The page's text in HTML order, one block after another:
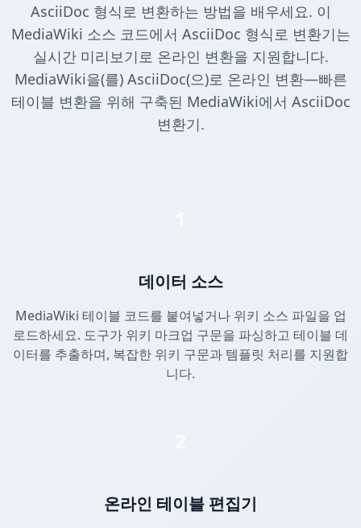
AsciiDoc 형식로 변환하는 방법을 배우세요. 이
MediaWiki 소스 코드에서 AsciiDoc 형식로 변환기는
실시간 미리보기로 온라인 변환을 지원합니다.
MediaWiki을(를) AsciiDoc(으)로 온라인 변환—빠른
테이블 변환을 위해 구축된 MediaWiki에서 AsciiDoc
변환기.
데이터 소스
MediaWiki 테이블 코드를 붙여넣거나 위키 소스 파일을 업
로드하세요. 도구가 위키 마크업 구문을 파싱하고 테이블 데
이터를 추출하며, 복잡한 위키 구문과 템플릿 처리를 지원합
니다.
온라인 테이블 편집기